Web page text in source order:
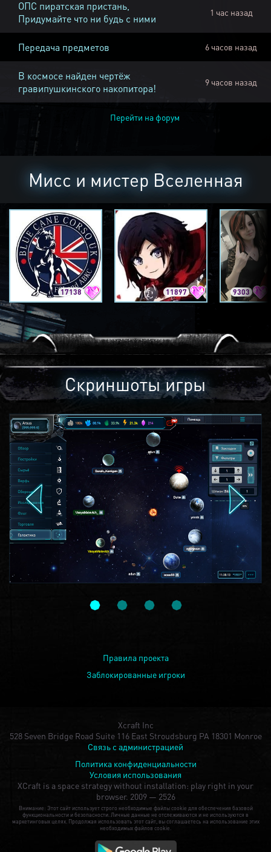
ОПС пиратская пристань,
Придумайте что ни будь с ними
1 час назад
Передача предметов 6 часов назад
В космосе найден чертёж
гравипушкинского накопитора!
9 часов назад
Перейти на форум
Мисс и мистер Вселенная
17138 11897 9303
Скриншоты игры
Правила проекта
Заблокированные игроки
Xcraft Inc
528 Seven Bridge Road Suite 116 East Stroudsburg PA 18301 Monroe
Связь с администрацией
Политика конфиденциальности
Условия использования
XCraft is a space strategy without installation: play right in your
browser. 2009 — 2526
Внимание: Этот сайт использует строго необходимые файлы cookie для обеспечения базовой
функциональности и безопасности. Личные данные не отслеживаются и не используются в
маркетинговых целях. Продолжая использовать этот сайт, вы соглашаетесь на использование этих
необходимых файлов cookie.